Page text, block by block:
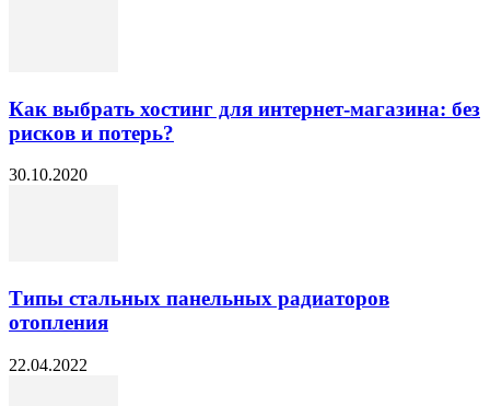
Как выбрать хостинг для интернет-магазина: без
рисков и потерь?
30.10.2020
Типы стальных панельных радиаторов
отопления
22.04.2022